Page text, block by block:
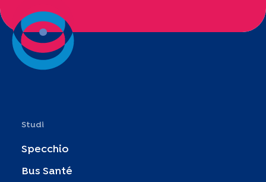
Studi
Specchio
Bus Santé